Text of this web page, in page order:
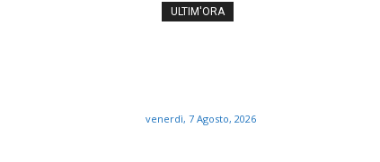
ULTIM'ORA
venerdì, 7 Agosto, 2026